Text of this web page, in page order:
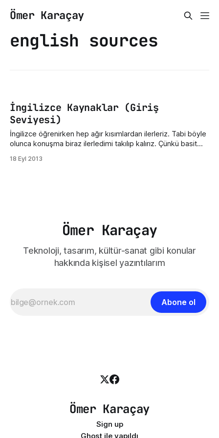
Ömer Karaçay
english sources
İngilizce Kaynaklar (Giriş
Seviyesi)
İngilizce öğrenirken hep ağır kısımlardan ilerleriz. Tabi böyle
olunca konuşma biraz ilerledimi takılıp kalırız. Çünkü basit
bilmeyiz. En basitinden meyve isimleri bile önemlidir. İş
18 Eyl 2013
Ömer Karaçay
Teknoloji, tasarım, kültür-sanat gibi konular
hakkında kişisel yazıntılarım
Abone ol
Ömer Karaçay
Sign up
Ghost ile yapıldı